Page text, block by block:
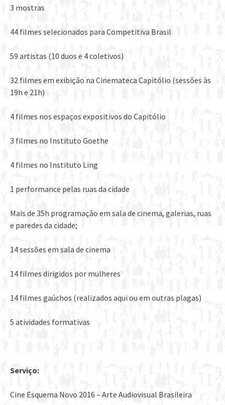
3 mostras
44 filmes selecionados para Competitiva Brasil
59 artistas (10 duos e 4 coletivos)
32 filmes em exibição na Cinemateca Capitólio (sessões às
19h e 21h)
4 filmes nos espaços expositivos do Capitólio
3 filmes no Instituto Goethe
4 filmes no Instituto Ling
1 performance pelas ruas da cidade
Mais de 35h programação em sala de cinema, galerias, ruas
e paredes da cidade;
14 sessões em sala de cinema
14 filmes dirigidos por mulheres
14 filmes gaúchos (realizados aqui ou em outras plagas)
5 atividades formativas
Serviço:
Cine Esquema Novo 2016 – Arte Audiovisual Brasileira